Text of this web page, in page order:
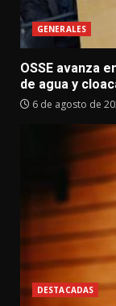
GENERALES
OSSE avanza
de agua y
6 de agosto de
DESTACADAS